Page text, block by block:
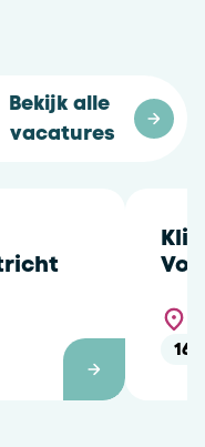
Bekijk alle
vacatures
16